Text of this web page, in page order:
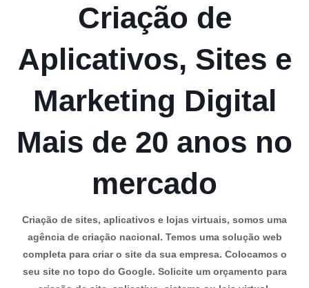
Criação de
Aplicativos, Sites e
Marketing Digital
Mais de 20 anos no
mercado
Criação de sites, aplicativos e lojas virtuais, somos uma
agência de criação nacional. Temos uma solução web
completa para criar o site da sua empresa. Colocamos o
seu site no topo do Google. Solicite um orçamento para